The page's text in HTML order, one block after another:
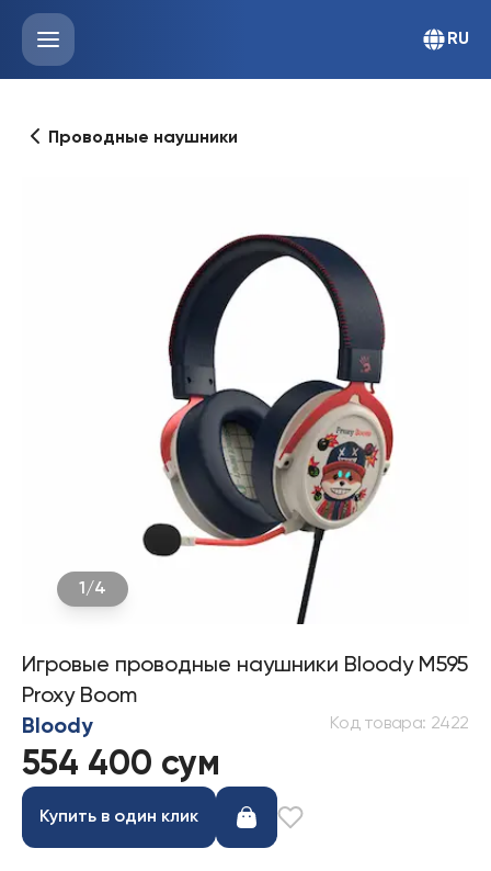
RU
Проводные наушники
1 /4
Игровые проводные наушники Bloody M595
Proxy Boom
Bloody
Код товара: 2422
554 400 сум
Купить в один клик